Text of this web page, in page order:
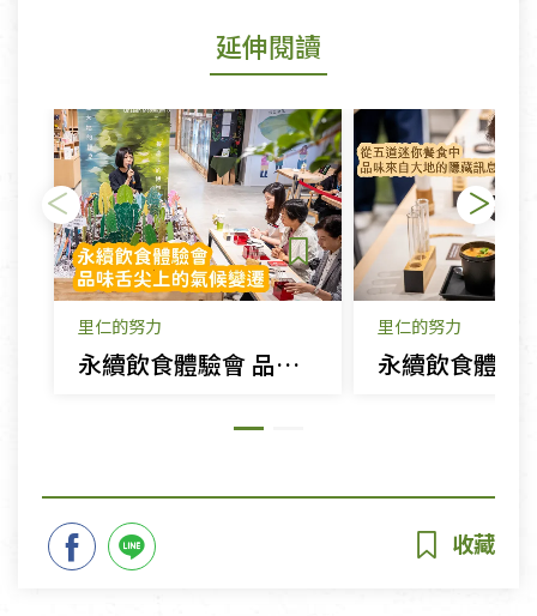
延伸閱讀
里仁的努力
永續飲食體驗會 品味舌尖上的氣候變遷
里仁的努力